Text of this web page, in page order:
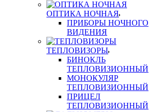
ОПТИКА НОЧНАЯ
ПРИБОРЫ НОЧНОГО
ВИДЕНИЯ
ТЕПЛОВИЗОРЫ
БИНОКЛЬ
ТЕПЛОВИЗИОННЫЙ
МОНОКУЛЯР
ТЕПЛОВИЗИОННЫЙ
ПРИЦЕЛ
ТЕПЛОВИЗИОННЫЙ